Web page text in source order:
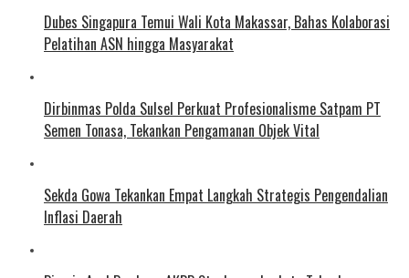
Dubes Singapura Temui Wali Kota Makassar, Bahas Kolaborasi
Pelatihan ASN hingga Masyarakat
Dirbinmas Polda Sulsel Perkuat Profesionalisme Satpam PT
Semen Tonasa, Tekankan Pengamanan Objek Vital
Sekda Gowa Tekankan Empat Langkah Strategis Pengendalian
Inflasi Daerah